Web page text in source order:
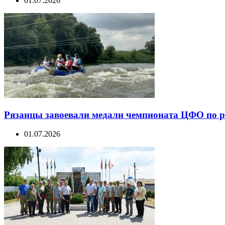
Рязанцы завоевали медали чемпионата ЦФО по
01.07.2026